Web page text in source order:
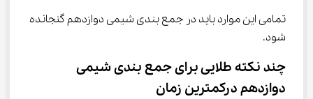
تمامی این موارد باید در جمع بندی شیمی دوازدهم گنجانده
شود.
چند نکته طلایی برای جمع بندی شیمی
دوازدهم درکمترین زمان